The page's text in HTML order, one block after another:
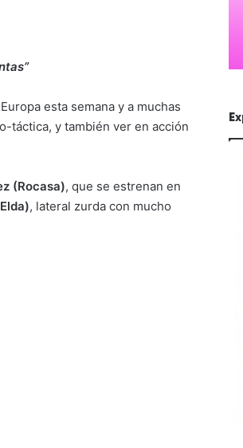
esta semana y a muchas
táctica, y también ver en acción
(Rocasa), que se estrenan en
, lateral zurda con mucho